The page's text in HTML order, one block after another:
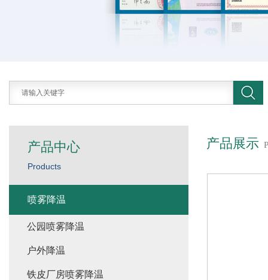
产品展示
产品中心
Products
喷雾降温
公园喷雾降温
户外降温
铁皮厂房喷雾降温